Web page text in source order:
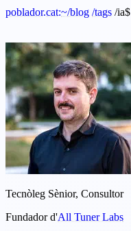
poblador.cat:~/blog /tags /ia$
Tecnòleg Sènior, Consultor
Fundador d'All Tuner Labs